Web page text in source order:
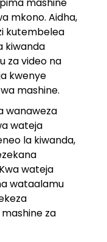
mkono. Aidha,
kutembelea
kiwanda
za video na
kwenye
mashine.
wanaweza
wateja
la kiwanda,
wateja
wataalamu
za